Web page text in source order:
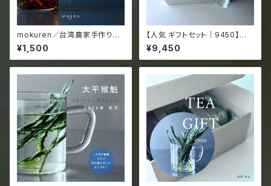
mokuren／台湾農家手作りの
モクレン香る紅茶 15g袋入
("glass tea"10回分)
¥1,500
【人気 ギフトセット｜9450】人
気のお茶＋圧倒的な非日常／
飲み比べ5種×2／高級中国緑茶
／専用グラス2個付き
¥9,450